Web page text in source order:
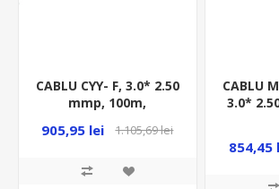
CABLU CYY- F, 3.0* 2.50
mmp, 100m,
905,95 lei 1.105,69 lei
CABLU
3.0*
854,45